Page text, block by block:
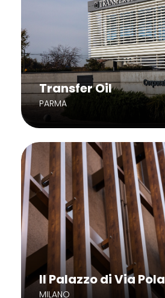
Transfer Oil
PARMA
Il Palazzo di Via Pola
MILANO